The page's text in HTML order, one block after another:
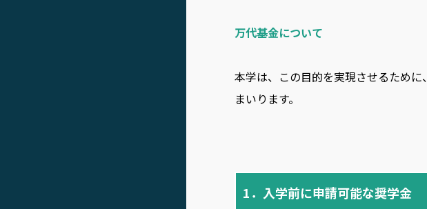
万代基金について
本学は、この目的を実現させるため
まいります。
1．入学前に申請可能な奨学金